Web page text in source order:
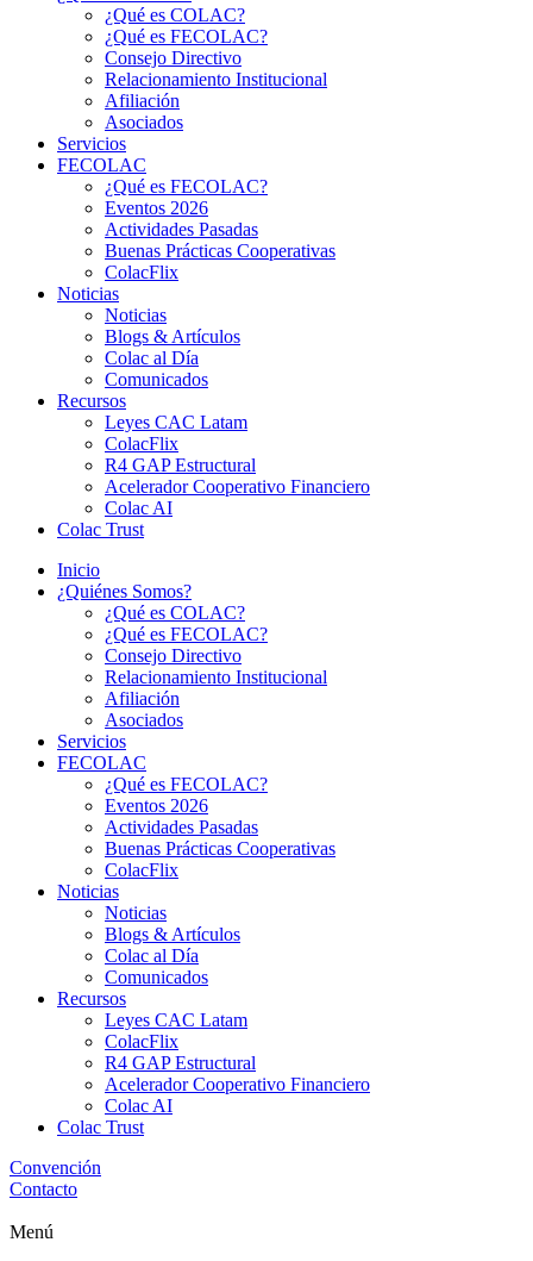
¿Qué es COLAC?
¿Qué es FECOLAC?
Consejo Directivo
Relacionamiento Institucional
Afiliación
Asociados
Servicios
FECOLAC
¿Qué es FECOLAC?
Eventos 2026
Actividades Pasadas
Buenas Prácticas Cooperativas
ColacFlix
Noticias
Noticias
Blogs & Artículos
Colac al Día
Comunicados
Recursos
Leyes CAC Latam
ColacFlix
R4 GAP Estructural
Acelerador Cooperativo Financiero
Colac AI
Colac Trust
Inicio
¿Quiénes Somos?
¿Qué es COLAC?
¿Qué es FECOLAC?
Consejo Directivo
Relacionamiento Institucional
Afiliación
Asociados
Servicios
FECOLAC
¿Qué es FECOLAC?
Eventos 2026
Actividades Pasadas
Buenas Prácticas Cooperativas
ColacFlix
Noticias
Noticias
Blogs & Artículos
Colac al Día
Comunicados
Recursos
Leyes CAC Latam
ColacFlix
R4 GAP Estructural
Acelerador Cooperativo Financiero
Colac AI
Colac Trust
Convención
Contacto
Menú